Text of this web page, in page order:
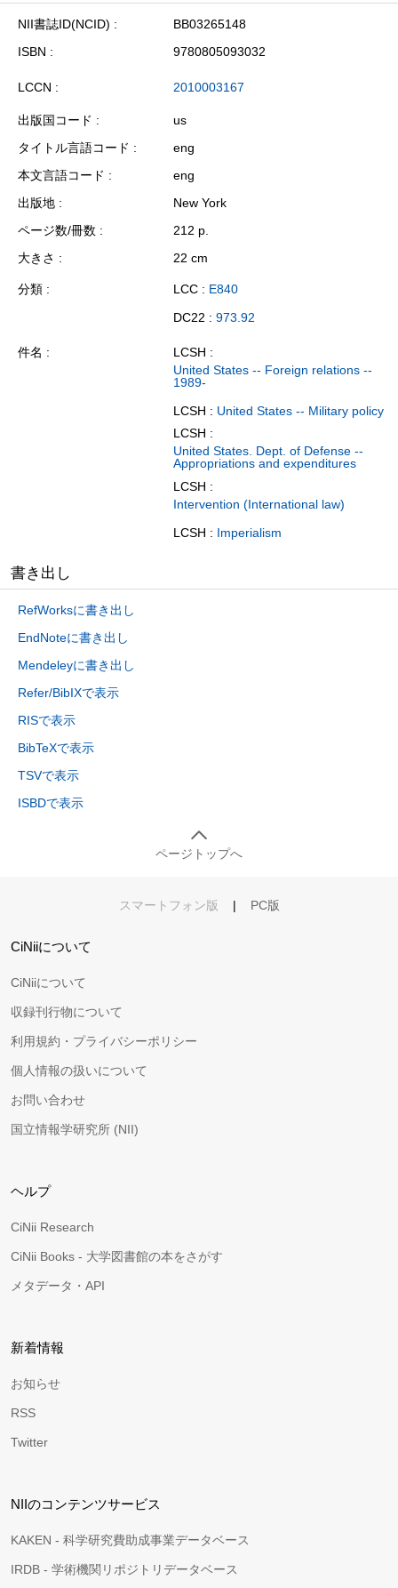
NII書誌ID(NCID)
BB03265148
ISBN
9780805093032
LCCN 2010003167
出版国コード
us
タイトル言語コード
eng
本文言語コード
eng
出版地
New York
ページ数/冊数
212 p.
大きさ
22 cm
分類 LCC : E840
DC22 : 973.92
件名
LCSH :
United States -- Foreign relations --
1989-
LCSH : United States -- Military policy
LCSH :
United States. Dept. of Defense --
Appropriations and expenditures
LCSH :
Intervention (International law)
LCSH : Imperialism
書き出し
RefWorksに書き出し
EndNoteに書き出し
Mendeleyに書き出し
Refer/BibIXで表示
RISで表示
BibTeXで表示
TSVで表示
ISBDで表示
ページトップへ
スマートフォン版 | PC版
CiNiiについて
CiNiiについて
収録刊行物について
利用規約・プライバシーポリシー
個人情報の扱いについて
お問い合わせ
国立情報学研究所 (NII)
ヘルプ
CiNii Research
CiNii Books - 大学図書館の本をさがす
メタデータ・API
新着情報
お知らせ
RSS
Twitter
NIIのコンテンツサービス
KAKEN - 科学研究費助成事業データベース
IRDB - 学術機関リポジトリデータベース